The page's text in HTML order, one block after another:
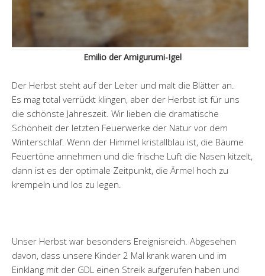
Emilio der Amigurumi-Igel
Der Herbst steht auf der Leiter und malt die Blätter an.
Es mag total verrückt klingen, aber der Herbst ist für uns
die schönste Jahreszeit. Wir lieben die dramatische
Schönheit der letzten Feuerwerke der Natur vor dem
Winterschlaf. Wenn der Himmel kristallblau ist, die Bäume
Feuertöne annehmen und die frische Luft die Nasen kitzelt,
dann ist es der optimale Zeitpunkt, die Ärmel hoch zu
krempeln und los zu legen.
Unser Herbst war besonders Ereignisreich. Abgesehen
davon, dass unsere Kinder 2 Mal krank waren und im
Einklang mit der GDL einen Streik aufgerufen haben und